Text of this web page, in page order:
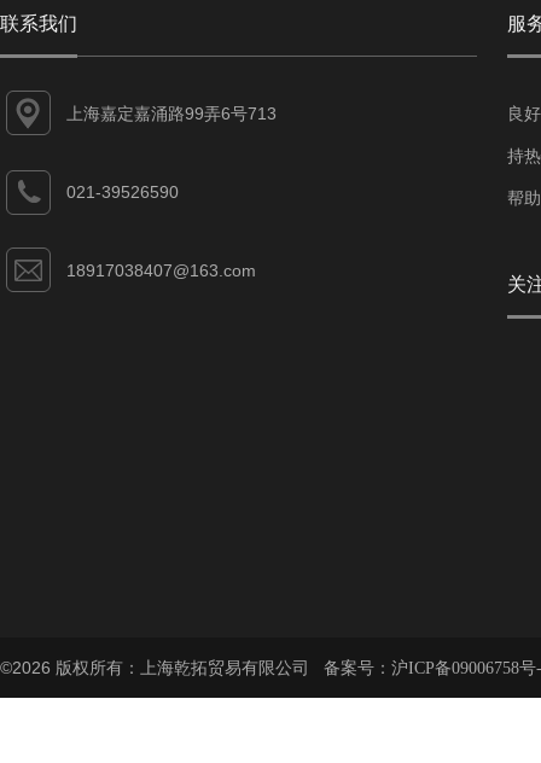
联系我们
上海嘉定嘉涌路99弄6号713
021-39526590
18917038407@163.com
服
良
持
帮
关
©2026 版权所有：上海乾拓贸易有限公司 备案号： 沪ICP备09006758号